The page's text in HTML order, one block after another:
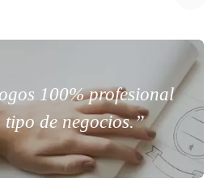
100% profesional
de negocios.”